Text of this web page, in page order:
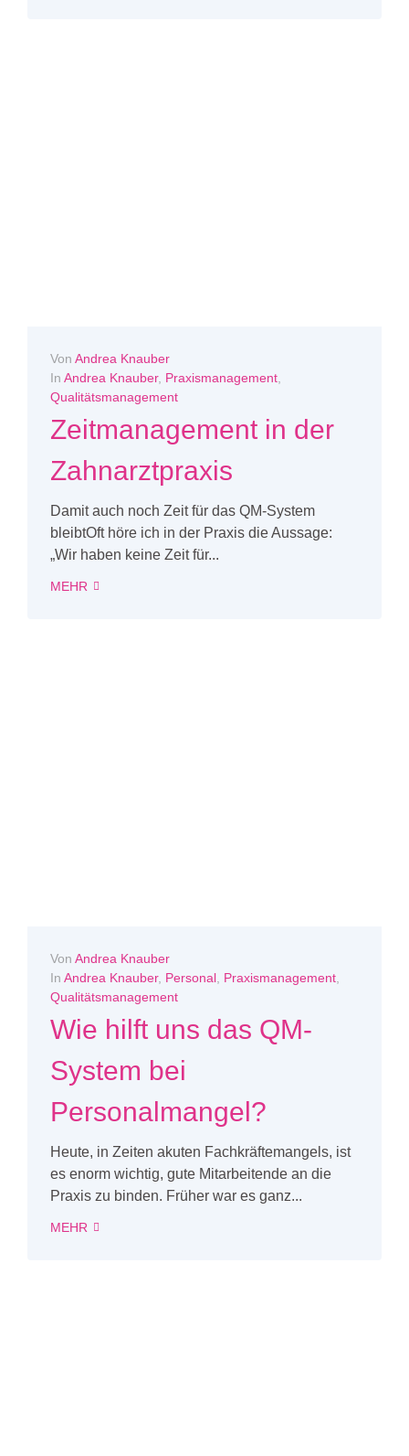
Von Andrea Knauber
In Andrea Knauber, Praxismanagement
Qualitätsmanagement
Zeitmanagement in der
Zahnarztpraxis
Damit auch noch Zeit für das QM-System
bleibtOft höre ich in der Praxis die Aussage:
„Wir haben keine Zeit für...
MEHR
Von Andrea Knauber
In Andrea Knauber, Personal, Praxismanagement,
Qualitätsmanagement
Wie hilft uns das QM-
System bei
Personalmangel?
Heute, in Zeiten akuten Fachkräftemangels, ist
es enorm wichtig, gute Mitarbeitende an die
Praxis zu binden. Früher war es ganz...
MEHR